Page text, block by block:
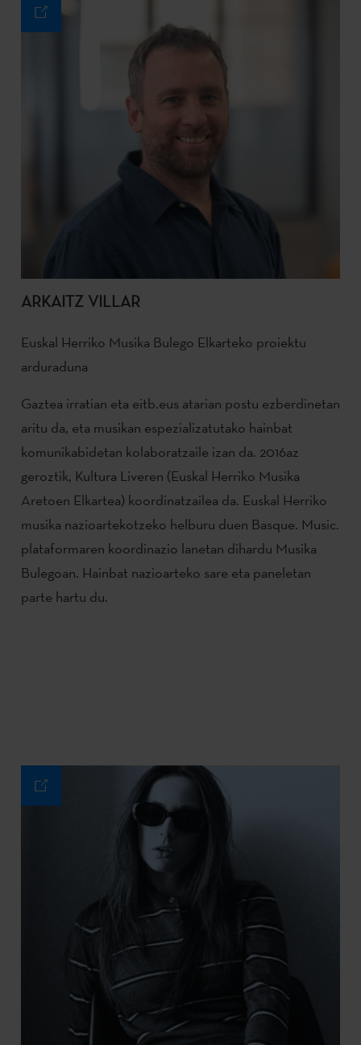
ARKAITZ VILLAR
Euskal Herriko Musika Bulego Elkarteko proiektu
arduraduna
Gaztea irratian eta eitb.eus atarian postu ezberdinetan
aritu da, eta musikan espezializatutako hainbat
komunikabidetan kolaboratzaile izan da. 2016az
geroztik, Kultura Liveren (Euskal Herriko Musika
Aretoen Elkartea) koordinatzailea da. Euskal Herriko
musika nazioartekotzeko helburu duen Basque. Music.
plataformaren koordinazio lanetan dihardu Musika
Bulegoan. Hainbat nazioarteko sare eta paneletan
parte hartu du.